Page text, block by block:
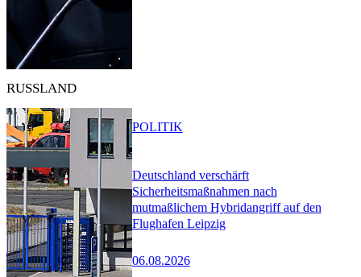
RUSSLAND
Deutschland verschärft
Sicherheitsmaßnahmen nach
mutmaßlichem Hybridangriff auf den
Flughafen Leipzig
06.08.2026
POLITIK